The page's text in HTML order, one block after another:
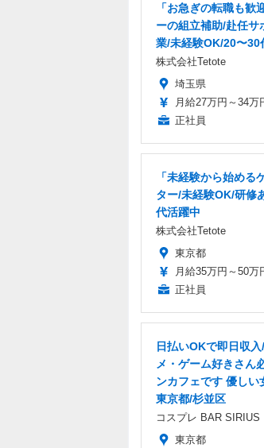
「お急ぎの転職も歓
ーの組立補助/赴任サ
業/未経験OK/20〜30
株式会社Tetote
埼玉県
月給27万円～34万
正社員
「未経験から始める
ター/未経験OK/研修
代活躍中
株式会社Tetote
東京都
月給35万円～50万
正社員
日払いOKで即日収
メ・ゲーム好きさん
ンカフェです 優しい
東京都/杉並区
コスプレ BAR SIRIUS
東京都